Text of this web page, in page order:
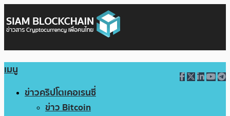
เมนู
ข่าวคริปโตเคอเรนซี่
ข่าว Bitcoin